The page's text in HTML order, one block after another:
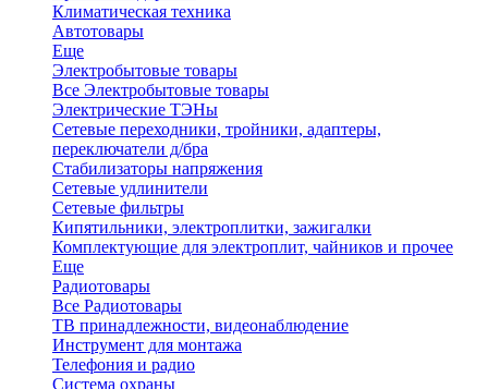
Климатическая техника
Автотовары
Еще
Электробытовые товары
Все Электробытовые товары
Электрические ТЭНы
Сетевые переходники, тройники, адаптеры,
переключатели д/бра
Стабилизаторы напряжения
Сетевые удлинители
Сетевые фильтры
Кипятильники, электроплитки, зажигалки
Комплектующие для электроплит, чайников и прочее
Еще
Радиотовары
Все Радиотовары
ТВ принадлежности, видеонаблюдение
Инструмент для монтажа
Телефония и радио
Система охраны